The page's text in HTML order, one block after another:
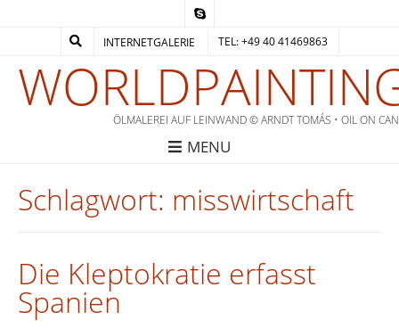
INTERNETGALERIE TEL: +49 40 41469863
ÖLMALEREI AUF LEINWAND © ARNDT TOMÁS • OIL ON
MENU
Schlagwort: misswirtschaft
Die Kleptokratie erfasst
Spanien